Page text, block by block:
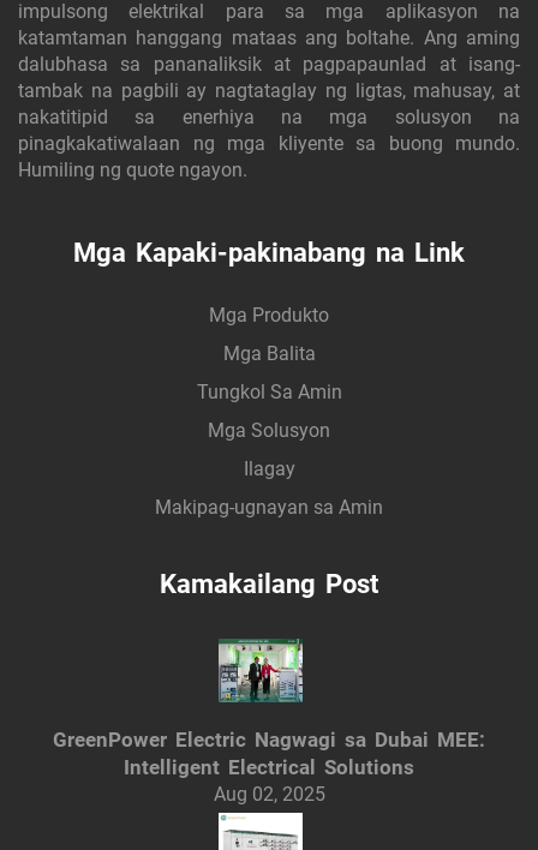
impulsong elektrikal para sa mga aplikasyon na
katamtaman hanggang mataas ang boltahe. Ang aming
dalubhasa sa pananaliksik at pagpapaunlad at isang-
tambak na pagbili ay nagtataglay ng ligtas, mahusay, at
nakatitipid sa enerhiya na mga solusyon na
pinagkakatiwalaan ng mga kliyente sa buong mundo.
Humiling ng quote ngayon.
Mga Kapaki-pakinabang na Link
Mga Produkto
Mga Balita
Tungkol Sa Amin
Mga Solusyon
Ilagay
Makipag-ugnayan sa Amin
Kamakailang Post
GreenPower Electric Nagwagi sa Dubai MEE:
Intelligent Electrical Solutions
Aug 02, 2025